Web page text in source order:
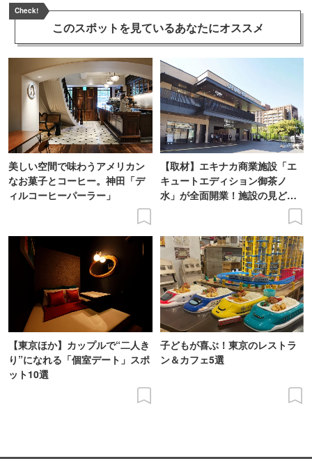
Check!
このスポットを見ているあなたにオススメ
美しい空間で味わうアメリカン
なお菓子とコーヒー。神田「デ
ィルコーヒーパーラー」
【取材】エキナカ商業施設「エ
キュートエディション御茶ノ
水」が全面開業！施設の見どこ
【東京ほか】カップルで“二人き
り”になれる「個室デート」スポ
ット10選
子どもが喜ぶ！東京のレストラ
ン＆カフェ5選